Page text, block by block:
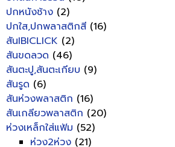
ปกหนังช้าง (2)
ปกใส,ปกพลาสติกสี (16)
สันIBICLICK (2)
สันขดลวด (46)
สันตะปู,สันตะเกียบ (9)
สันรูด (6)
สันห่วงพลาสติก (16)
สันเกลียวพลาสติก (20)
ห่วงเหล็กใส่แฟ้ม (52)
ห่วง2ห่วง (21)